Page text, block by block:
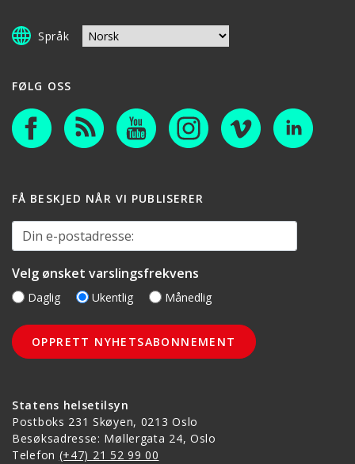
Språk
Statens helsetilsyn
Postboks 231 Skøyen, 0213 Oslo
Besøksadresse: Møllergata 24, Oslo
Telefon (+47) 21 52 99 00
FØLG OSS
FÅ BESKJED NÅR VI PUBLISERER
Din e-postadresse:
Velg ønsket varslingsfrekvens
Daglig Ukentlig Månedlig